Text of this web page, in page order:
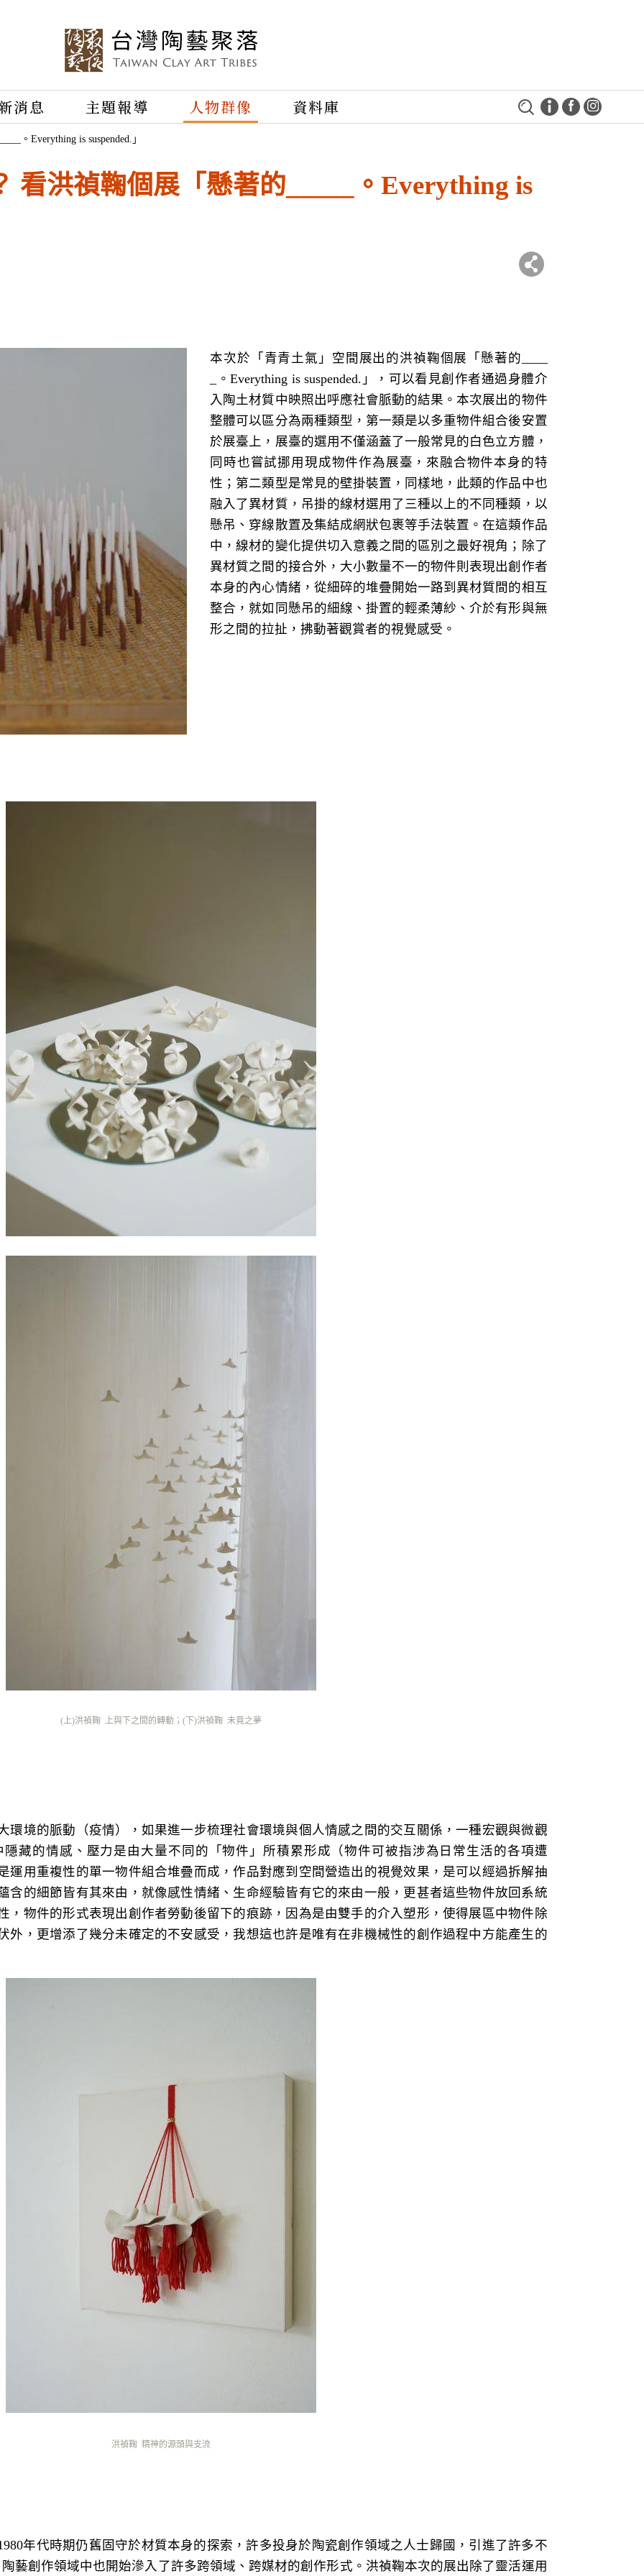
消息 主題報導 人物群像 資料庫
。Everything is suspended.」
看洪禎鞠個展「懸著的_____。Everything is
本次於「青青土氣」空間展出的洪禎鞠個展「懸著的____
_。Everything is suspended.」，可以看見創作者通過身體介
入陶土材質中映照出呼應社會脈動的結果。本次展出的物件
整體可以區分為兩種類型，第一類是以多重物件組合後安置
於展臺上，展臺的選用不僅涵蓋了一般常見的白色立方體，
同時也嘗試挪用現成物件作為展臺，來融合物件本身的特
性；第二類型是常見的壁掛裝置，同樣地，此類的作品中也
融入了異材質，吊掛的線材選用了三種以上的不同種類，以
懸吊、穿線散置及集結成網狀包裹等手法裝置。在這類作品
中，線材的變化提供切入意義之間的區別之最好視角；除了
異材質之間的接合外，大小數量不一的物件則表現出創作者
本身的內心情緒，從細碎的堆疊開始一路到異材質間的相互
整合，就如同懸吊的細線、掛置的輕柔薄紗、介於有形與無
形之間的拉扯，拂動著觀賞者的視覺感受。
(上)洪禎鞠 上與下之間的轉動；(下)洪禎鞠 未竟之夢
環境的脈動（疫情），如果進一步梳理社會環境與個人情感之間的交互關係，一種宏觀與微觀
藏的情感、壓力是由大量不同的「物件」所積累形成（物件可被指涉為日常生活的各項遭
運用重複性的單一物件組合堆疊而成，作品對應到空間營造出的視覺效果，是可以經過拆解抽
含的細節皆有其來由，就像感性情緒、生命經驗皆有它的來由一般，更甚者這些物件放回系統
，物件的形式表現出創作者勞動後留下的痕跡，因為是由雙手的介入塑形，使得展區中物件除
外，更增添了幾分未確定的不安感受，我想這也許是唯有在非機械性的創作過程中方能產生的
洪禎鞠 精神的源頭與支流
年代時期仍舊固守於材質本身的探索，許多投身於陶瓷創作領域之人士歸國，引進了許多不
藝創作領域中也開始滲入了許多跨領域、跨媒材的創作形式。洪禎鞠本次的展出除了靈活運用